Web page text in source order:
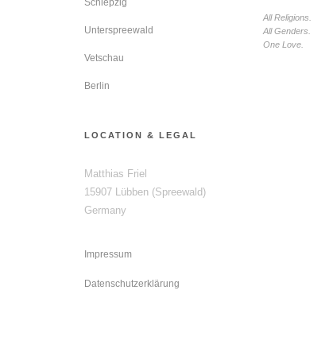
Unterspreewald
Vetschau
Berlin
LOCATION & LEGAL
Matthias Friel
15907 Lübben (Spreewald)
Germany
Impressum
Datenschutzerklärung
All Religions.
All Genders.
One Love.